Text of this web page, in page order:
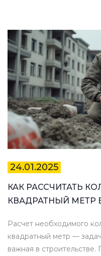
24.01.2025
КАК РАССЧИТАТЬ
КВАДРАТНЫЙ МЕТР
Расчет необходимого
квадратный метр —
важная в